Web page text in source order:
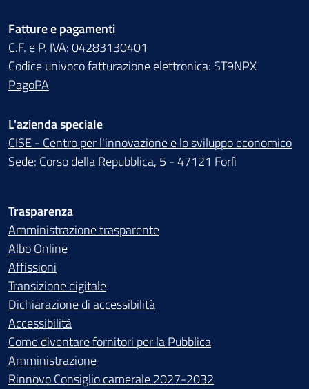
Fatture e pagamenti
C.F. e P. IVA: 04283130401
Codice univoco fatturazione elettronica: ST9NPX
PagoPA
L'azienda speciale
CISE - Centro per l'innovazione e lo sviluppo economico
Sede: Corso della Repubblica, 5 - 47121 Forlì
Trasparenza
Amministrazione trasparente
Albo Online
Affissioni
Transizione digitale
Dichiarazione di accessibilità
Accessibilità
Come diventare fornitori per la Pubblica
Amministrazione
Rinnovo Consiglio camerale 2027-2032